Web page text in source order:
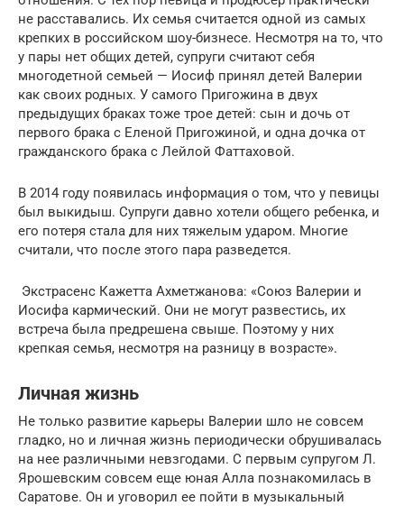
не расставались. Их семья считается одной из самых
крепких в российском шоу-бизнесе. Несмотря на то, что
у пары нет общих детей, супруги считают себя
многодетной семьей — Иосиф принял детей Валерии
как своих родных. У самого Пригожина в двух
предыдущих браках тоже трое детей: сын и дочь от
первого брака с Еленой Пригожиной, и одна дочка от
гражданского брака с Лейлой Фаттаховой.
В 2014 году появилась информация о том, что у певицы
был выкидыш. Супруги давно хотели общего ребенка, и
его потеря стала для них тяжелым ударом. Многие
считали, что после этого пара разведется.
Экстрасенс Кажетта Ахметжанова: «Союз Валерии и
Иосифа кармический. Они не могут развестись, их
встреча была предрешена свыше. Поэтому у них
крепкая семья, несмотря на разницу в возрасте».
Личная жизнь
Не только развитие карьеры Валерии шло не совсем
гладко, но и личная жизнь периодически обрушивалась
на нее различными невзгодами. С первым супругом Л.
Ярошевским совсем еще юная Алла познакомилась в
Саратове. Он и уговорил ее пойти в музыкальный